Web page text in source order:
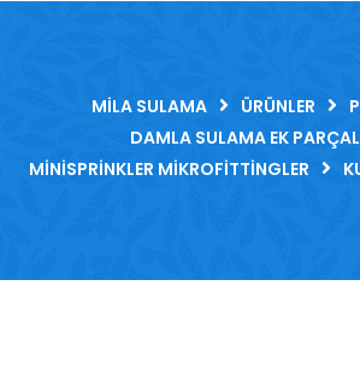
MILA SULAMA ÜRÜNLER
DAMLA SULAMA EK
MINISPRINKLER MIKROFITTINGLER